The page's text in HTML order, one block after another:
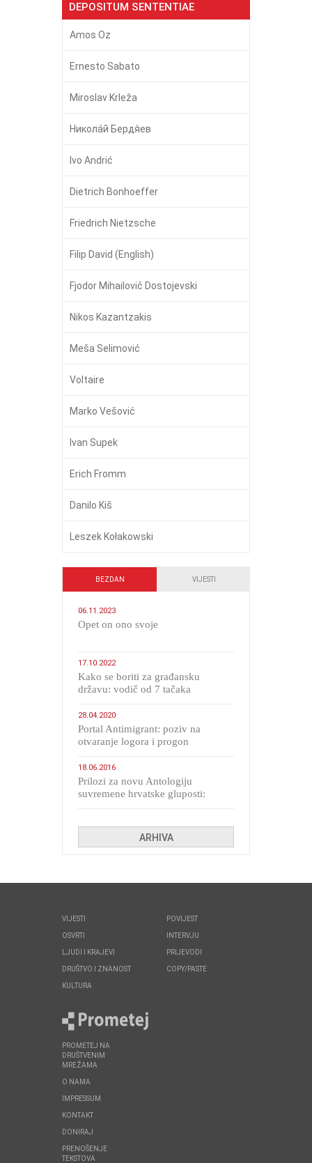
DEPOSITUM SENTENTIAE
Amos Oz
Ernesto Sabato
Miroslav Krleža
Никола́й Бердя́ев
Ivo Andrić
Dietrich Bonhoeffer
Friedrich Nietzsche
Filip David (English)
Fjodor Mihailovič Dostojevski
Nikos Kazantzakis
Meša Selimović
Voltaire
Marko Vešović
Ivan Supek
Erich Fromm
Danilo Kiš
Leszek Kołakowski
BEZDAN VIJESTI
06.11.2023
​Opet on ono svoje
17.10.2022
Kako se boriti za građansku
državu: vodič od 7 tačaka
28.04.2020
Portal Antimigrant: poziv na
otvaranje logora i progon
18.06.2016
Prilozi za novu Antologiju
suvremene hrvatske gluposti:
ARHIVA
VIJESTI
OSVRTI
LJUDI I KRAJEVI
DRUŠTVO I ZNANOST
KULTURA
POVIJEST
INTERVJU
PRIJEVODI
COPY/PASTE
PROMETEJ NA
DRUŠTVENIM
MREŽAMA
O NAMA
IMPRESSUM
KONTAKT
DONIRAJ
PRENOŠENJE
TEKSTOVA